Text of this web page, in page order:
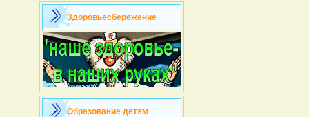
Здоровьесбережение
Образование детям